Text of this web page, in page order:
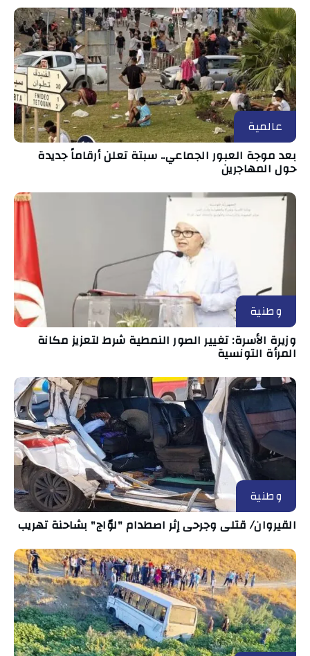
عالمية
بعد موجة العبور الجماعي.. سبتة تعلن أرقاماً جديدة
حول المهاجرين
وطنية
وزيرة الأسرة: تغيير الصور النمطية شرط لتعزيز مكانة
المرأة التونسية
وطنية
القيروان/ قتلى وجرحى إثر اصطدام "لوّاج" بشاحنة تهريب